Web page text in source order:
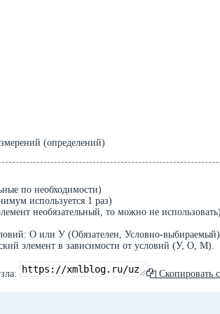
(определений)
по необходимости)
используется 1 раз)
необязательный, то можно не использовать)
О или У (Обязателен, Условно-
элемент в зависимости от условий (У, О, М).
Скопировать